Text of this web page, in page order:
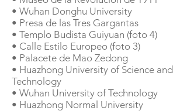
• Wuhan Donghu University
• Presa de las Tres Gargantas
• Templo Budista Guiyuan (foto 4)
• Calle Estilo Europeo (foto 3)
• Palacete de Mao Zedong
• Huazhong University of Science and
Technology
• Wuhan University of Technology
• Huazhong Normal University